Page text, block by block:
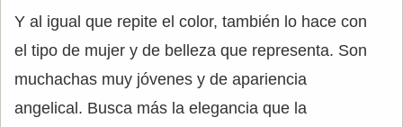
Y al igual que repite el color, también lo hace con
el tipo de mujer y de belleza que representa. Son
muchachas muy jóvenes y de apariencia
angelical. Busca más la elegancia que la